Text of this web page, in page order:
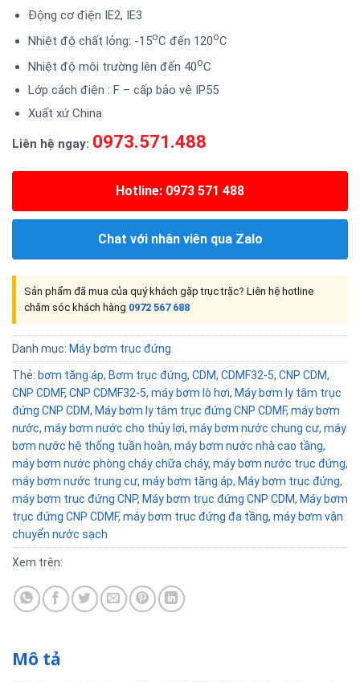
Động cơ điện IE2, IE3
Nhiệt độ chất lỏng: -15oC đến 120oC
Nhiệt độ môi trường lên đến 40oC
Lớp cách điện : F – cấp bảo vệ IP55
Xuất xứ China
Liên hệ ngay: 0973.571.488
Hotline: 0973 571 488
Chat với nhân viên qua Zalo
Sản phẩm đã mua của quý khách gặp trục trặc? Liên hệ hotline
chăm sóc khách hàng 0972 567 688
Danh mục: Máy bơm trục đứng
Thẻ: bơm tăng áp, Bơm trục đứng, CDM, CDMF32-5, CNP CDM,
CNP CDMF, CNP CDMF32-5, máy bơm lò hơi, Máy bơm ly tâm trục
đứng CNP CDM, Máy bơm ly tâm trục đứng CNP CDMF, máy bơm
nước, máy bơm nước cho thủy lợi, máy bơm nước chung cư, máy
bơm nước hệ thống tuần hoàn, máy bơm nước nhà cao tầng,
máy bơm nước phòng cháy chữa cháy, máy bơm nước trục đứng,
máy bơm nước trung cư, máy bơm tăng áp, Máy bơm trục đứng,
máy bơm trục đứng CNP, Máy bơm trục đứng CNP CDM, Máy bơm
trục đứng CNP CDMF, máy bơm trục đứng đa tầng, máy bơm vận
chuyển nước sạch
Xem trên:
Mô tả